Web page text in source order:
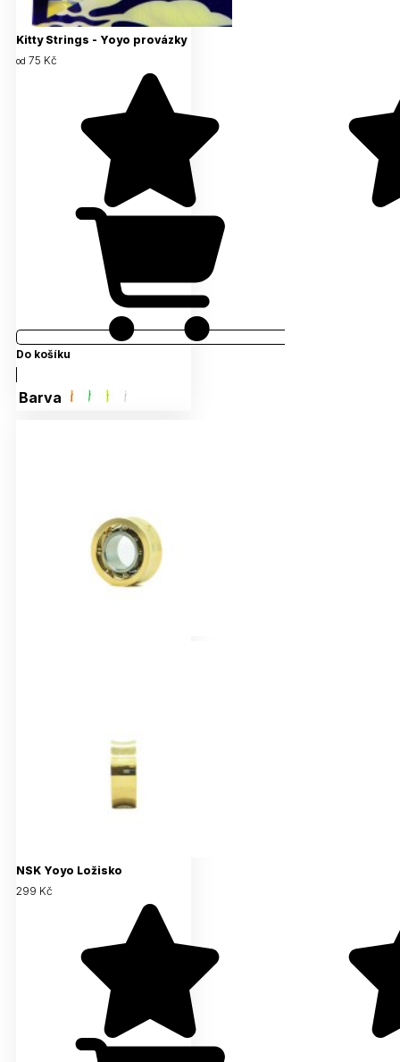
Kitty Strings - Yoyo provázky
od 75 Kč
Do košíku
Barva
NSK Yoyo Ložisko
299 Kč